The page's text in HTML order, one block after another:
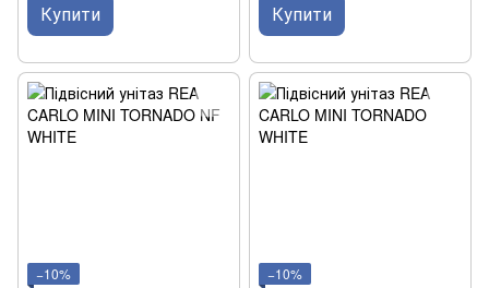
Купити Купити
−10% −10%